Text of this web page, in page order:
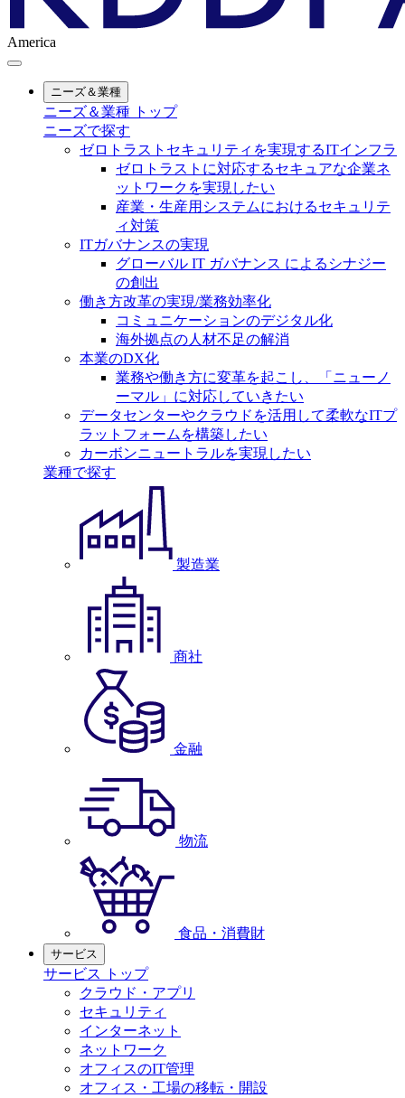
America
ニーズ＆業種
ニーズ＆業種 トップ
ニーズで探す
ゼロトラストセキュリティを実現するITインフラ
ゼロトラストに対応するセキュアな企業ネ
ットワークを実現したい
産業・生産用システムにおけるセキュリテ
ィ対策
ITガバナンスの実現
グローバル IT ガバナンス によるシナジー
の創出
働き方改革の実現/業務効率化
コミュニケーションのデジタル化
海外拠点の人材不足の解消
本業のDX化
業務や働き方に変革を起こし、「ニューノ
ーマル」に対応していきたい
データセンターやクラウドを活用して柔軟なITプ
ラットフォームを構築したい
カーボンニュートラルを実現したい
業種で探す
製造業
商社
金融
物流
食品・消費財
サービス
サービス トップ
クラウド・アプリ
セキュリティ
インターネット
ネットワーク
オフィスのIT管理
オフィス・工場の移転・開設